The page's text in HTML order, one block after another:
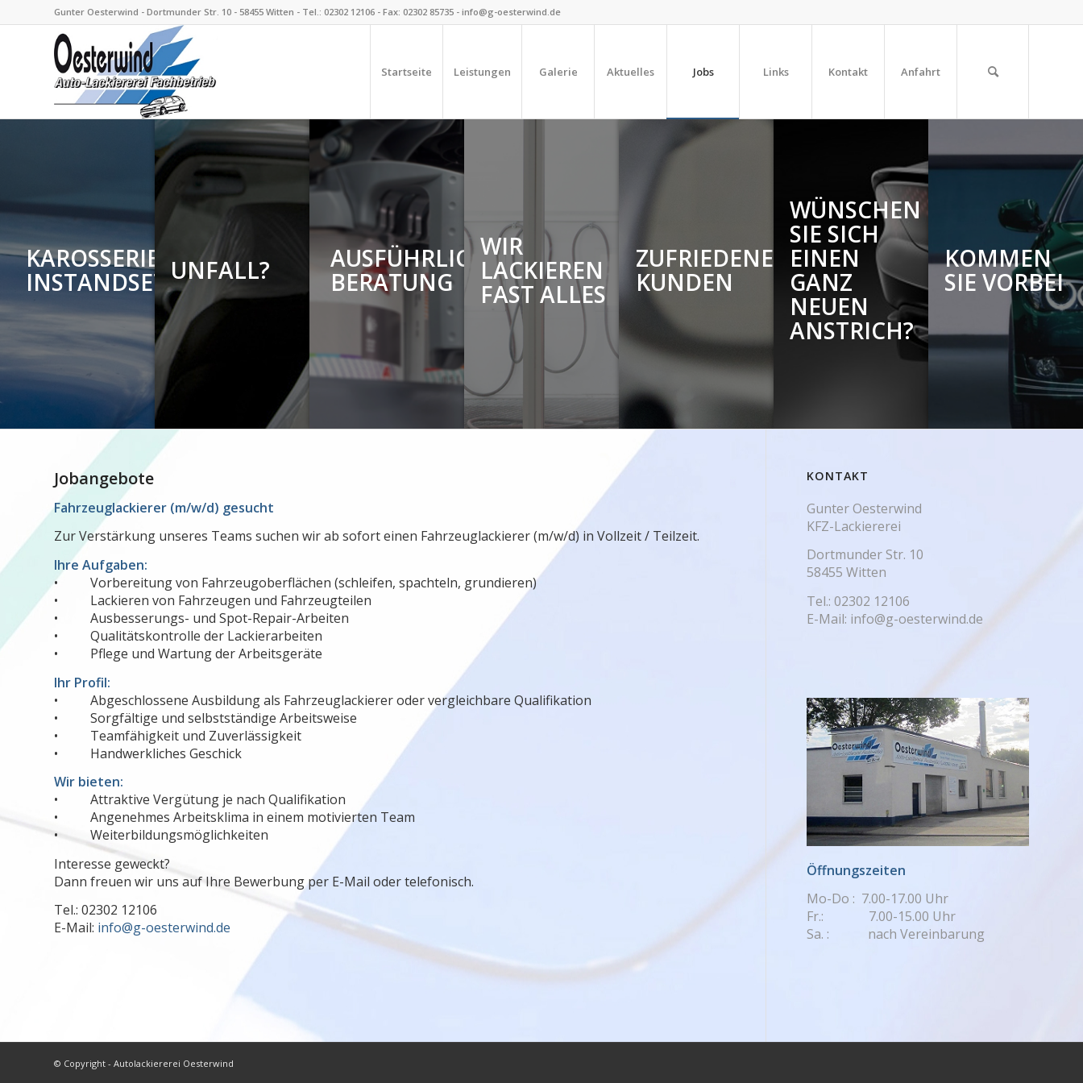
Gunter Oesterwind - Dortmunder Str. 10 - 58455 Witten - Tel.: 02302 12106 - Fax: 02302 85735 - info@g-oesterwind.de
Startseite Leistungen Galerie Aktuelles Jobs Links Kontakt Anfahrt
KAROSSERIE-
INSTANDSETZUNG
UNFALL? AUSFÜHRLICHE
BERATUNG
WIR
LACKIEREN
FAST ALLES
ZUFRIEDENE
KUNDEN
WÜNSCHEN
SIE SICH
EINEN
GANZ
NEUEN
ANSTRICH?
KOMMEN
SIE VORBEI
Jobangebote
Fahrzeuglackierer (m/w/d) gesucht
Zur Verstärkung unseres Teams suchen wir ab sofort einen Fahrzeuglackierer (m/w/d) in Vollzeit / Teilzeit.
Ihre Aufgaben:
• Vorbereitung von Fahrzeugoberflächen (schleifen, spachteln, grundieren)
• Lackieren von Fahrzeugen und Fahrzeugteilen
• Ausbesserungs- und Spot-Repair-Arbeiten
• Qualitätskontrolle der Lackierarbeiten
• Pflege und Wartung der Arbeitsgeräte
Ihr Profil:
• Abgeschlossene Ausbildung als Fahrzeuglackierer oder vergleichbare Qualifikation
• Sorgfältige und selbstständige Arbeitsweise
• Teamfähigkeit und Zuverlässigkeit
• Handwerkliches Geschick
Wir bieten:
• Attraktive Vergütung je nach Qualifikation
• Angenehmes Arbeitsklima in einem motivierten Team
• Weiterbildungsmöglichkeiten
Interesse geweckt?
Dann freuen wir uns auf Ihre Bewerbung per E-Mail oder telefonisch.
Tel.: 02302 12106
E-Mail: info@g-oesterwind.de
KONTAKT
Gunter Oesterwind
KFZ-Lackiererei
Dortmunder Str. 10
58455 Witten
Tel.: 02302 12106
E-Mail: info@g-oesterwind.de
Öffnungszeiten
Mo-Do : 7.00-17.00 Uhr
Fr.: 7.00-15.00 Uhr
Sa. : nach Vereinbarung
© Copyright - Autolackiererei Oesterwind